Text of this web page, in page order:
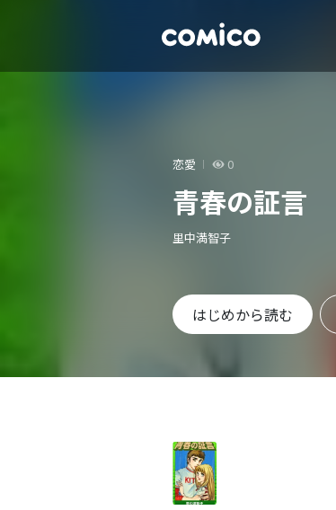
恋愛 0
青春の証言
里中満智子
はじめから読む